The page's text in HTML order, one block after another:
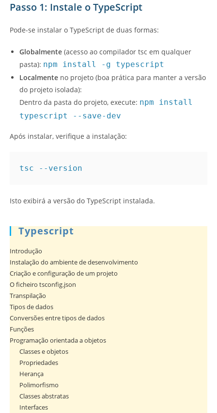
Passo 1: Instale o TypeScript
Pode-se instalar o TypeScript de duas formas:
Globalmente (acesso ao compilador tsc em qualquer
pasta): npm install -g typescript
Localmente no projeto (boa prática para manter a versão
do projeto isolada):
Dentro da pasta do projeto, execute: npm install
typescript --save-dev
Após instalar, verifique a instalação:
tsc --version
Isto exibirá a versão do TypeScript instalada.
Typescript
Introdução
Instalação do ambiente de desenvolvimento
Criação e configuração de um projeto
O ficheiro tsconfig.json
Transpilação
Tipos de dados
Conversões entre tipos de dados
Funções
Programação orientada a objetos
Classes e objetos
Propriedades
Herança
Polimorfismo
Classes abstratas
Interfaces